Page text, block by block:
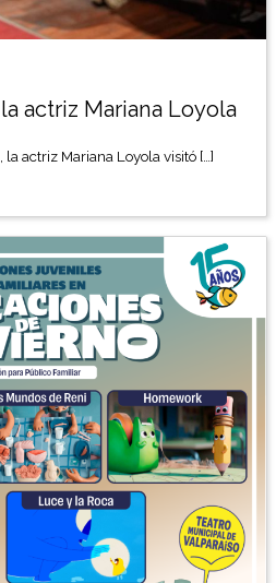
actriz Mariana Loyola
actriz Mariana Loyola visitó […]